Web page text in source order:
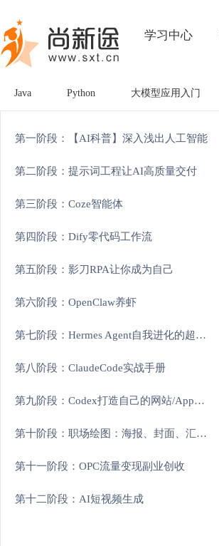
学习中心
Java Python 大模型应用入门
第一阶段：【AI科普】深入浅出人工智能
第二阶段：提示词工程让AI高质量交付
第三阶段：Coze智能体
第四阶段：Dify零代码工作流
第五阶段：影刀RPA让你成为自己
第六阶段：OpenClaw养虾
第七阶段：Hermes Agent自我进化的超级智能体
第八阶段：ClaudeCode实战手册
第九阶段：Codex打造自己的网站/App应用
第十阶段：职场绘图：海报、封面、汇报视觉图
第十一阶段：OPC流量变现副业创收
第十二阶段：AI短视频生成